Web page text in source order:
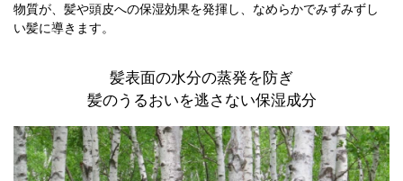
物質が、髪や頭皮への保湿効果を発揮し、なめらかでみずみずし
い髪に導きます。
髪表面の水分の蒸発を防ぎ
髪のうるおいを逃さない保湿成分